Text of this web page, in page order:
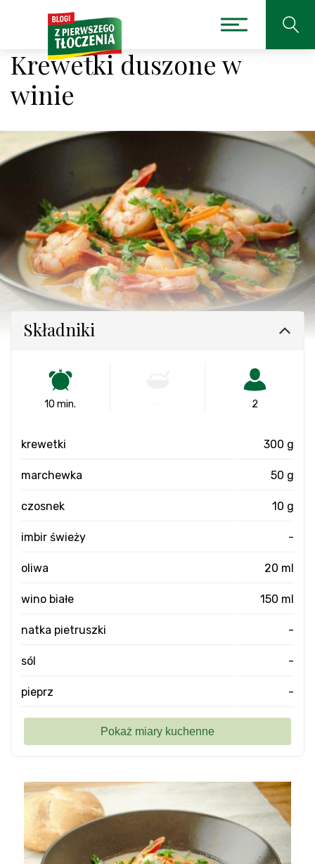
Krewetki duszone w
winie
Składniki
10 min. 2
krewetki 300 g
marchewka 50 g
czosnek 10 g
imbir świeży -
oliwa 20 ml
wino białe 150 ml
natka pietruszki -
sól -
pieprz -